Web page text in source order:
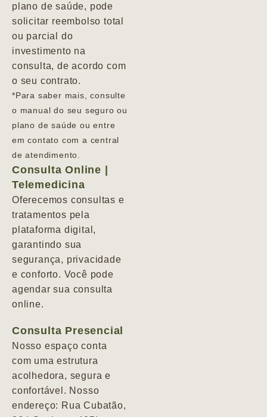
plano de saúde, pode
solicitar reembolso total
ou parcial do
investimento na
consulta, de acordo com
o seu contrato.
*Para saber mais, consulte
o manual do seu seguro ou
plano de saúde ou entre
em contato com a central
de atendimento.
Consulta Online |
Telemedicina
Oferecemos consultas e
tratamentos pela
plataforma digital,
garantindo sua
segurança, privacidade
e conforto. Você pode
agendar sua consulta
online.
Consulta Presencial
Nosso espaço conta
com uma estrutura
acolhedora, segura e
confortável. Nosso
endereço: Rua Cubatão,